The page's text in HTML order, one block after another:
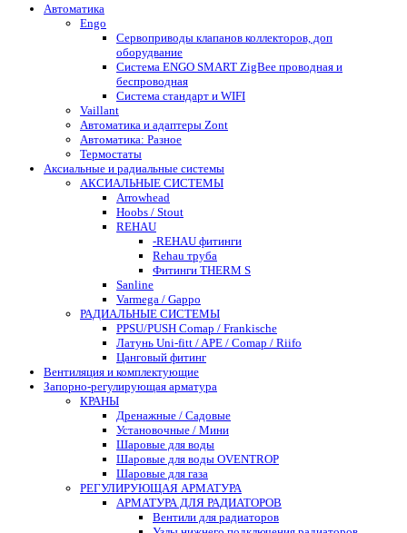
Автоматика
Engo
Сервоприводы клапанов коллекторов, доп
оборудвание
Система ENGO SMART ZigBee проводная и
беспроводная
Система стандарт и WIFI
Vaillant
Автоматика и адаптеры Zont
Автоматика: Разное
Термостаты
Аксиальные и радиальные системы
АКСИАЛЬНЫЕ СИСТЕМЫ
Arrowhead
Hoobs / Stout
REHAU
-REHAU фитинги
Rehau труба
Фитинги THERM S
Sanline
Varmega / Gappo
РАДИАЛЬНЫЕ СИСТЕМЫ
PPSU/PUSH Comap / Frankische
Латунь Uni-fitt / APE / Comap / Riifo
Цанговый фитинг
Вентиляция и комплектующие
Запорно-регулирующая арматура
КРАНЫ
Дренажные / Садовые
Установочные / Мини
Шаровые для воды
Шаровые для воды OVENTROP
Шаровые для газа
РЕГУЛИРУЮЩАЯ АРМАТУРА
АРМАТУРА ДЛЯ РАДИАТОРОВ
Вентили для радиаторов